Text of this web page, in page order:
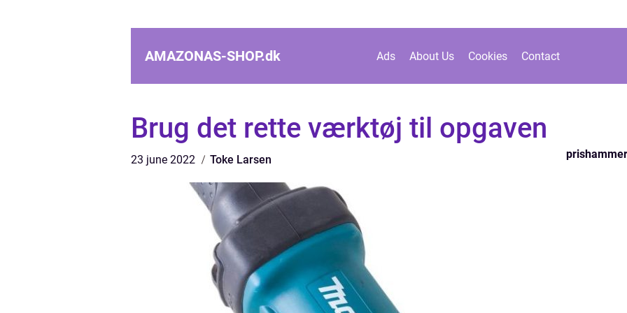
AMAZONAS-SHOP.dk Ads About Us Cookies Contact
Brug det rette værktøj til opgaven
23 june 2022 Toke Larsen